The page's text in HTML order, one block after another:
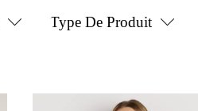
Type De Produit